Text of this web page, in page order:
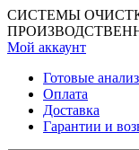
СИСТЕМЫ
Мой аккаунт
Готовые
Оплата
Доставка
Гарантии и